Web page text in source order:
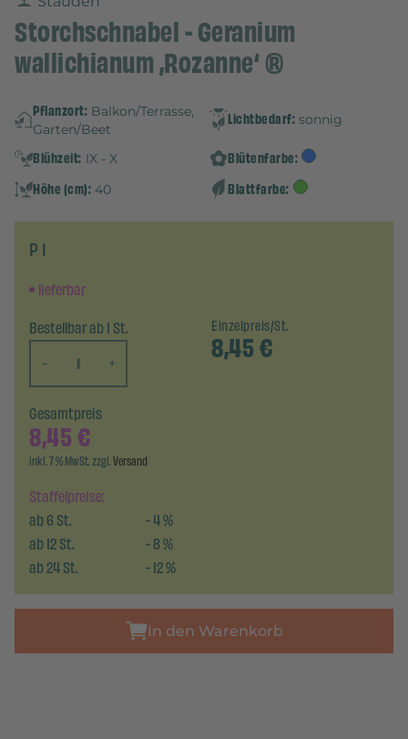
Storchschnabel - Geranium
wallichianum ‚Rozanne‘ ®
Pflanzort: Balkon/Terrasse,
Garten/Beet
Lichtbedarf: sonnig
Blühzeit: IX - X
Blütenfarbe:
Höhe (cm): 40 Blattfarbe:
P 1
lieferbar
Bestellbar ab 1 St.
-
+
Einzelpreis/St.
8,45€
Staffelpreise:
ab6St. -4%
ab12St. -8%
ab24St. -12%
Gesamtpreis
8,45€
inkl. 7 % MwSt. zzgl.Versand
In den Warenkorb